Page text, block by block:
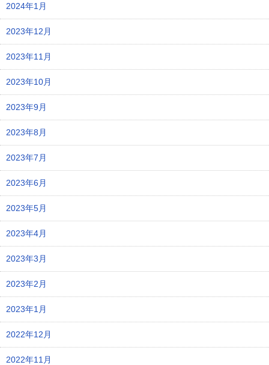
2024年1月
2023年12月
2023年11月
2023年10月
2023年9月
2023年8月
2023年7月
2023年6月
2023年5月
2023年4月
2023年3月
2023年2月
2023年1月
2022年12月
2022年11月